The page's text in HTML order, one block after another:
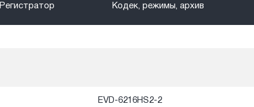
Регистратор Кодек, режимы, архив
EVD-6216HS2-2